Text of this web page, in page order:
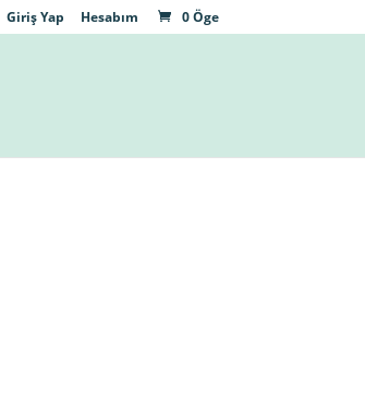
Giriş Yap Hesabım 0 Öge